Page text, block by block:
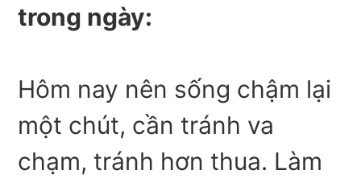
trong ngày:
Hôm nay nên sống chậm lại
một chút, cần tránh va
chạm, tránh hơn thua. Làm